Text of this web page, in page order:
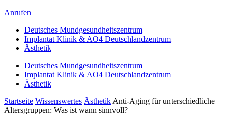
Anrufen
Deutsches Mundgesundheitszentrum
Implantat Klinik & AO4 Deutschlandzentrum
Ästhetik
Deutsches Mundgesundheitszentrum
Implantat Klinik & AO4 Deutschlandzentrum
Ästhetik
Startseite Wissenswertes Ästhetik Anti-Aging für unterschiedliche
Altersgruppen: Was ist wann sinnvoll?